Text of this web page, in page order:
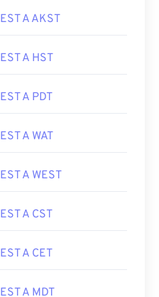
EST A AKST
EST A HST
EST A PDT
EST A WAT
EST A WEST
EST A CST
EST A CET
EST A MDT